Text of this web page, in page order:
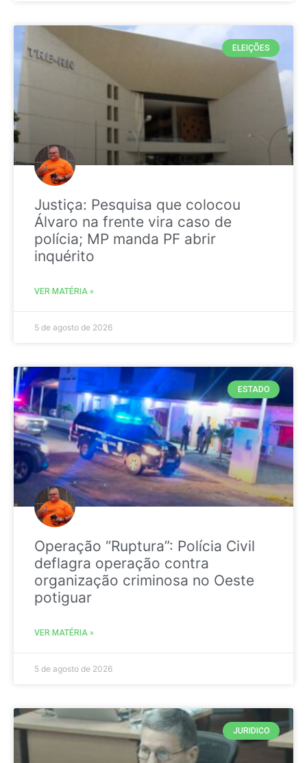
ELEIÇÕES
Justiça: Pesquisa que colocou
Álvaro na frente vira caso de
polícia; MP manda PF abrir
inquérito
VER MATÉRIA »
5 de agosto de 2026
ESTADO
Operação “Ruptura”: Polícia Civil
deflagra operação contra
organização criminosa no Oeste
potiguar
VER MATÉRIA »
5 de agosto de 2026
JURIDICO